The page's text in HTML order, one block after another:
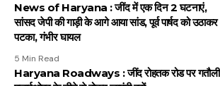
News of Haryana : जींद में एक दिन 2 घटनाएं,
सांसद जेपी की गाड़ी के आगे आया सांड, पूर्व पार्षद को उठाकर
पटका, गंभीर घायल
5 Min Read
Haryana Roadways : जींद रोहतक रोड पर गतौली